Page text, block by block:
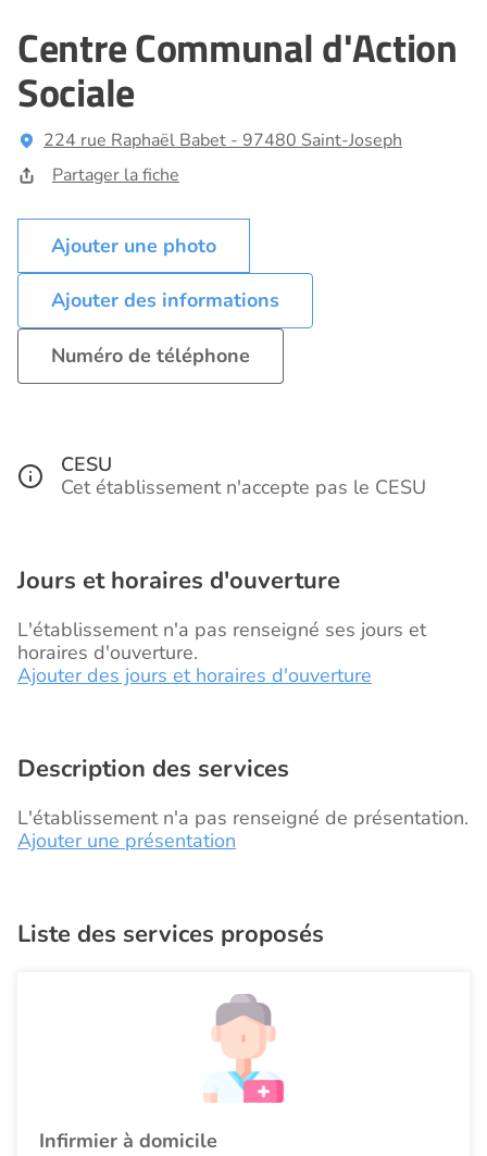
Centre Communal d'Action
Sociale
224 rue Raphaël Babet - 97480 Saint-Joseph
Partager la fiche
Ajouter des informations
Numéro de téléphone
CESU
Cet établissement n'accepte pas le CESU
Jours et horaires d'ouverture
L'établissement n'a pas renseigné ses jours et
horaires d'ouverture.
Ajouter des jours et horaires d'ouverture
Description des services
L'établissement n'a pas renseigné de présentation.
Ajouter une présentation
Liste des services proposés
Infirmier à domicile